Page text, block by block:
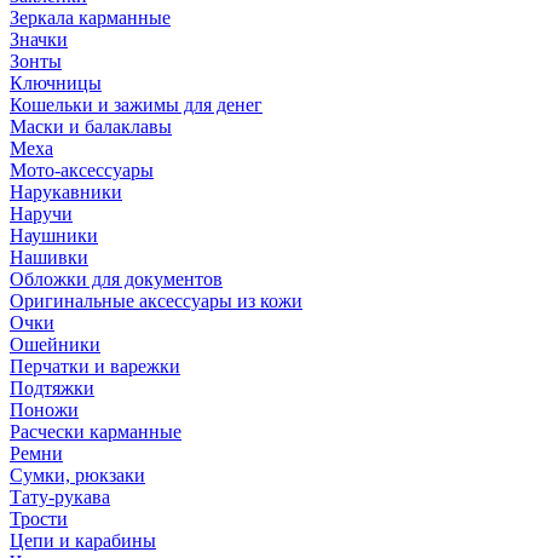
Зеркала карманные
Значки
Зонты
Ключницы
Кошельки и зажимы для денег
Маски и балаклавы
Меха
Мото-аксессуары
Нарукавники
Наручи
Наушники
Нашивки
Обложки для документов
Оригинальные аксессуары из кожи
Очки
Ошейники
Перчатки и варежки
Подтяжки
Поножи
Расчески карманные
Ремни
Сумки, рюкзаки
Тату-рукава
Трости
Цепи и карабины